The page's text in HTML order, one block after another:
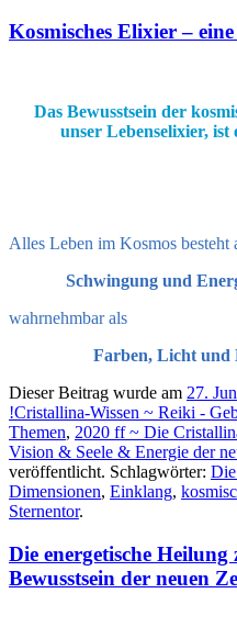
Kosmisches Elixier –
Das Bewusstsein der
unser Lebenselixier, ist
Alles Leben im Kosmos besteht
Schwingung und
wahrnehmbar als
Farben, Licht und
Dieser Beitrag wurde am 27.
!Cristallina-Wissen ~ Reiki -
Themen, 2020 ff ~ Die
Vision & Seele & Energie der
veröffentlicht. Schlagwörter:
Dimensionen, Einklang,
Sternentor.
Die energetische
Bewusstsein der neuen